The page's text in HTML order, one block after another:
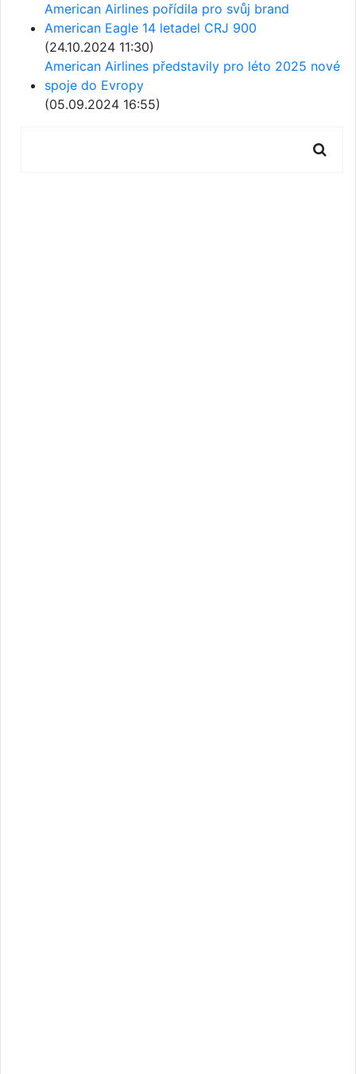
American Airlines pořídila pro svůj brand
American Eagle 14 letadel CRJ 900
(24.10.2024 11:30)
American Airlines představily pro léto 2025 nové
spoje do Evropy
(05.09.2024 16:55)